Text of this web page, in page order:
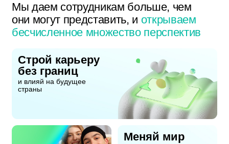
Мы даем сотрудникам больше, чем
они могут представить, и открываем
бесчисленное множество перспектив
Строй карьеру
без границ
и влияй на будущее
страны
Меняй мир